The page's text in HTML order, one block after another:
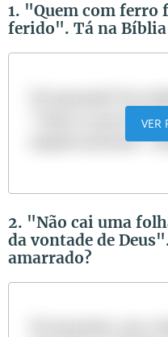
1. "Quem com ferro
ferido". Tá na
"todos os que
espada morrerão".
VER
2. "Não cai uma
da vontade de
amarrado?